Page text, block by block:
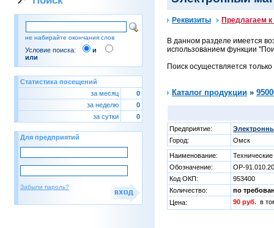
не набирайте окончания слов
Условие поиска:
и
или
Статистика посещений
за месяц
0
за неделю
0
за сутки
0
Для предприятий
Забыли пароль?
Реквизиты Предлагаем
В данном разделе имеется
использованием функции
Поиск осуществляется
Каталог продукции »
Предприятие:
Город:
Омск
Наименование:
Обозначение:
ОР-
Код ОКП:
953400
Количество:
по
Цена:
90 руб. в